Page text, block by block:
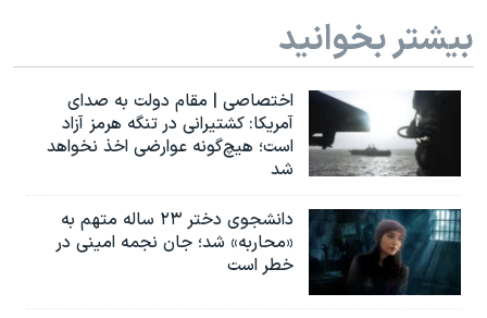
نرگس محمدی برنده جایزه نوبل صلح
صفحه‌های ویژه
سفر پرزیدنت ترامپ به چین
بیشتر بخوانید
اختصاصی | مقام دولت به صدای
آمریکا: کشتیرانی در تنگه هرمز آزاد
است؛ هیچ‌گونه عوارضی اخذ نخواهد
شد
دانشجوی دختر ۲۳ ساله متهم به
«محاربه» شد؛ جان نجمه امینی در
خطر است